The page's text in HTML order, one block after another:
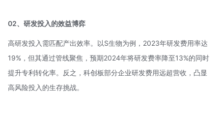
02、研发投入的效益博弈
高研发投入需匹配产出效率。以S生物为例，2023年研发费用率达
19%，但其通过管线聚焦，预期2024年将研发费率降至13%的同时
提升专利转化率。反之，科创板部分企业研发费用远超营收，凸显
高风险投入的生存挑战。